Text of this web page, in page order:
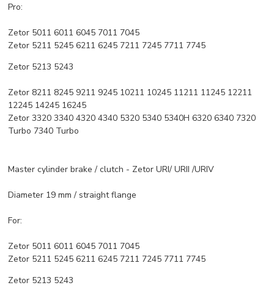
Pro:
Zetor 5011 6011 6045 7011 7045
Zetor 5211 5245 6211 6245 7211 7245 7711 7745
Zetor 5213 5243
Zetor 8211 8245 9211 9245 10211 10245 11211 11245 12211
12245 14245 16245
Zetor 3320 3340 4320 4340 5320 5340 5340H 6320 6340 7320
Turbo 7340 Turbo
Master cylinder brake / clutch - Zetor URI/ URII /URIV
Diameter 19 mm / straight flange
For:
Zetor 5011 6011 6045 7011 7045
Zetor 5211 5245 6211 6245 7211 7245 7711 7745
Zetor 5213 5243